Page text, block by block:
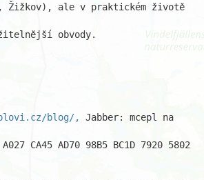
Žižkov), ale v praktickém životě
obvody.
blog/,
Jabber: mcepl na
CA45 AD70 98B5 BC1D 7920 5802